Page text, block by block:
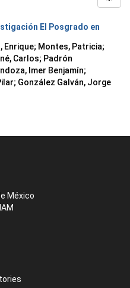
El Posgrado en
Enrique; Montes, Patricia;
Carlos; Padrón
Imer Benjamín;
; González Galván, Jorge
México